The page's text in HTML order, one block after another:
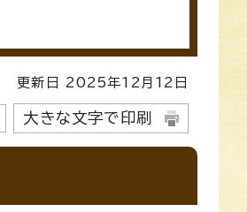
更新日 2025年12 月 12 日
大きな文字で印刷